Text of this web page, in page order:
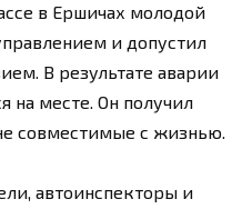
в Ершичах молодой
и допустил
В результате аварии
на месте. Он получил
совместимые с жизнью.
автоинспекторы и